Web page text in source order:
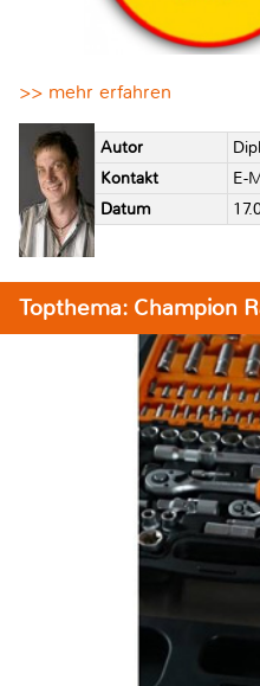
>> mehr erfahren
Autor
Kontakt
E-
Datum
Topthema: Champion